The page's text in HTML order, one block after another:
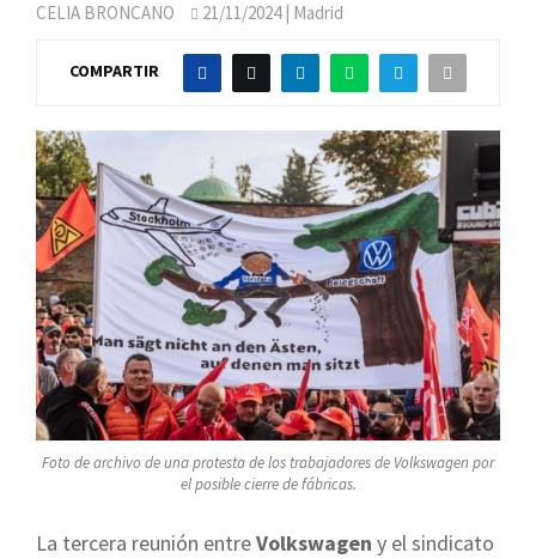
CELIA BRONCANO 21/11/2024| Madrid
COMPARTIR
Foto de archivo de una protesta de los trabajadores de Volkswagen por
el posible cierre de fábricas.
La tercera reunión entreVolkswagen y el sindicato